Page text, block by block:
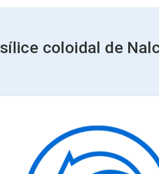
coloidal de